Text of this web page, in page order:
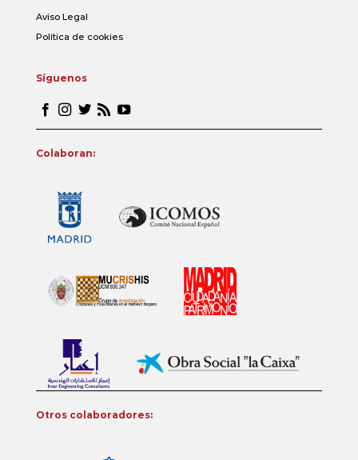
Aviso Legal
Política de cookies
Síguenos
Colaboran:
Otros colaboradores: